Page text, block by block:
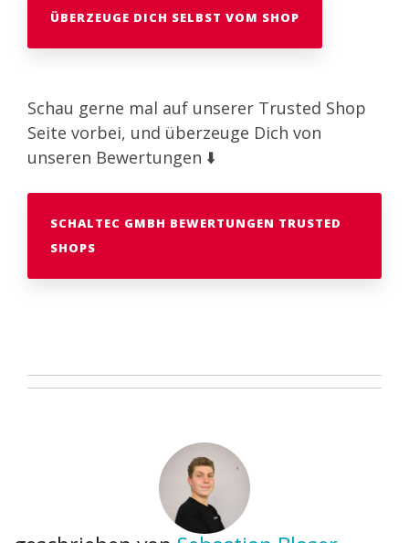
ÜBERZEUGE DICH SELBST VOM SHOP
Schau gerne mal auf unserer Trusted Shop
Seite vorbei, und überzeuge Dich von
unseren Bewertungen ⬇️
SCHALTEC GMBH BEWERTUNGEN TRUSTED
SHOPS